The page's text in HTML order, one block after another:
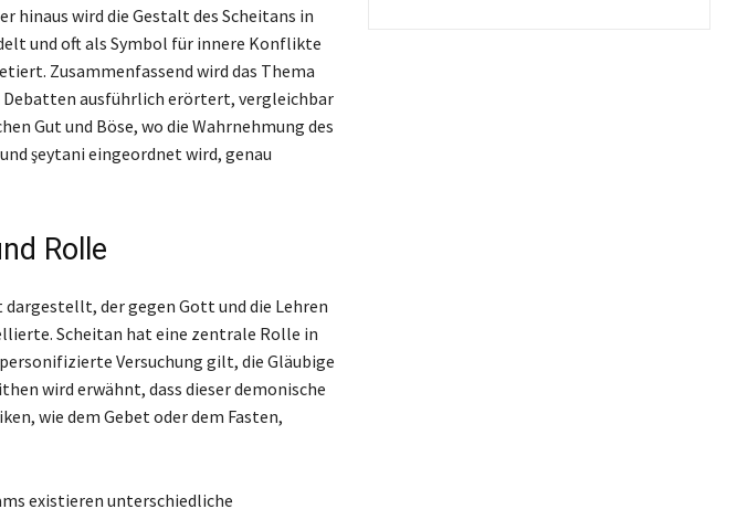
hinaus wird die Gestalt des Scheitans in
und oft als Symbol für innere Konflikte
Zusammenfassend wird das Thema
ausführlich erörtert, vergleichbar
Gut und Böse, wo die Wahrnehmung des
şeytani eingeordnet wird, genau
Rolle
der gegen Gott und die Lehren
Scheitan hat eine zentrale Rolle in
Versuchung gilt, die Gläubige
wird erwähnt, dass dieser demonische
wie dem Gebet oder dem Fasten,
existieren unterschiedliche